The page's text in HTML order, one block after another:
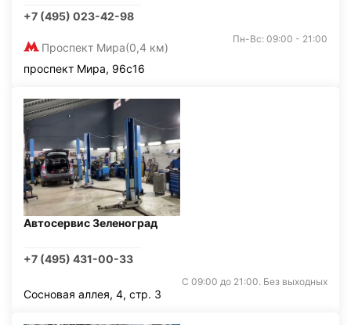
+7 (495) 023-42-98
Проспект Мира(0,4 км)
Пн-Вс: 09:00 - 21:00
проспект Мира, 96с16
Автосервис Зеленоград
+7 (495) 431-00-33
С 09:00 до 21:00. Без выходных
Сосновая аллея, 4, стр. 3